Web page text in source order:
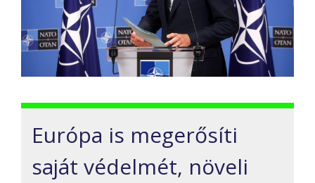
Európa is megerősíti
saját védelmét, növeli